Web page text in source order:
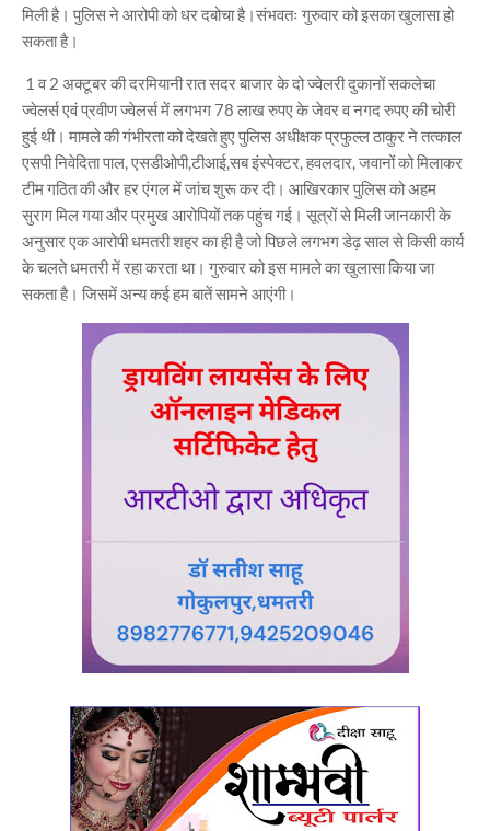
मिली है। पुलिस ने आरोपी को धर दबोचा है।संभवतः गुरुवार को इसका खुलासा हो
सकता है।
1 व 2 अक्टूबर की दरमियानी रात सदर बाजार के दो ज्वेलरी दुकानों सकलेचा
ज्वेलर्स एवं प्रवीण ज्वेलर्स में लगभग 78 लाख रुपए के जेवर व नगद रुपए की चोरी
हुई थी। मामले की गंभीरता को देखते हुए पुलिस अधीक्षक प्रफुल्ल ठाकुर ने तत्काल
एसपी निवेदिता पाल, एसडीओपी,टीआई,सब इंस्पेक्टर, हवलदार, जवानों को मिलाकर
टीम गठित की और हर एंगल में जांच शुरू कर दी। आखिरकार पुलिस को अहम
सुराग मिल गया और प्रमुख आरोपियों तक पहुंच गई। सूत्रों से मिली जानकारी के
अनुसार एक आरोपी धमतरी शहर का ही है जो पिछले लगभग डेढ़ साल से किसी कार्य
के चलते धमतरी में रहा करता था। गुरुवार को इस मामले का खुलासा किया जा
सकता है। जिसमें अन्य कई हम बातें सामने आएंगी।